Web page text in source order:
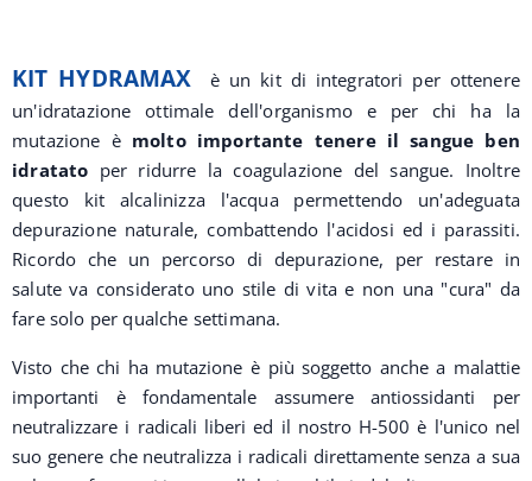
KIT HYDRAMAX
è un kit di integratori per ottenere
un'idratazione ottimale dell'organismo e per chi ha la
mutazione è molto importante tenere il sangue ben
idratato per ridurre la coagulazione del sangue. Inoltre
questo kit alcalinizza l'acqua permettendo un'adeguata
depurazione naturale, combattendo l'acidosi ed i parassiti.
Ricordo che un percorso di depurazione, per restare in
salute va considerato uno stile di vita e non una "cura" da
fare solo per qualche settimana.
Visto che chi ha mutazione è più soggetto anche a malattie
importanti è fondamentale assumere antiossidanti per
neutralizzare i radicali liberi ed il nostro H-500 è l'unico nel
suo genere che neutralizza i radicali direttamente senza a sua